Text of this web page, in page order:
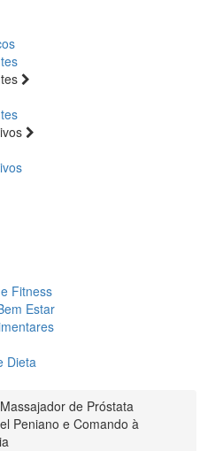
Fitness
Estar
Dieta
de Próstata
Peniano e Comando à